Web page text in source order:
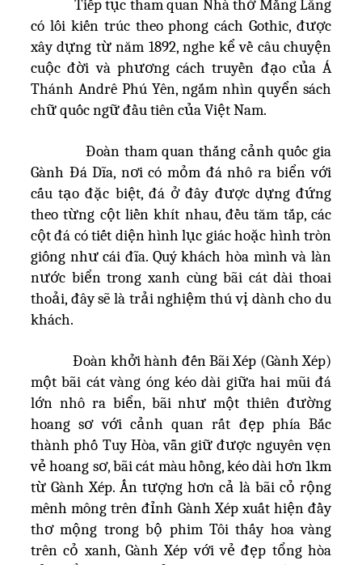
Tiếp tục tham quan Nhà thờ Mằng Lăng
có lối kiến trúc theo phong cách Gothic, được
xây dựng từ năm 1892, nghe kể về câu chuyện
cuộc đời và phương cách truyền đạo của Á
Thánh Andrê Phú Yên, ngắm nhìn quyển sách
chữ quốc ngữ đầu tiên của Việt Nam.
Đoàn tham quan thắng cảnh quốc gia
Gành Đá Dĩa, nơi có mỏm đá nhô ra biển với
cấu tạo đặc biệt, đá ở đây được dựng đứng
theo từng cột liền khít nhau, đều tăm tắp, các
cột đá có tiết diện hình lục giác hoặc hình tròn
giống như cái đĩa. Quý khách hòa mình và làn
nước biển trong xanh cùng bãi cát dài thoai
thoải, đây sẽ là trải nghiệm thú vị dành cho du
khách.
Đoàn khởi hành đến Bãi Xép (Gành Xép)
một bãi cát vàng óng kéo dài giữa hai mũi đá
lớn nhô ra biển, bãi như một thiên đường
hoang sơ với cảnh quan rất đẹp phía Bắc
thành phố Tuy Hòa, vẫn giữ được nguyên vẹn
vẻ hoang sơ, bãi cát màu hồng, kéo dài hơn 1km
từ Gành Xép. Ấn tượng hơn cả là bãi cỏ rộng
mênh mông trên đỉnh Gành Xép xuất hiện đầy
thơ mộng trong bộ phim Tôi thấy hoa vàng
trên cỏ xanh, Gành Xép với vẻ đẹp tổng hòa